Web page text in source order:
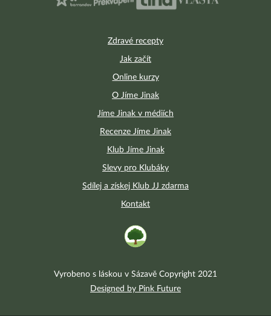
Zdravé recepty
Jak začít
Online kurzy
O Jíme Jinak
Jíme Jinak v médiích
Recenze Jíme Jinak
Klub Jíme Jinak
Slevy pro Klubáky
Sdílej a získej Klub JJ zdarma
Kontakt
Vyrobeno s láskou v Sázavě Copyright 2021
Designed by Pink Future